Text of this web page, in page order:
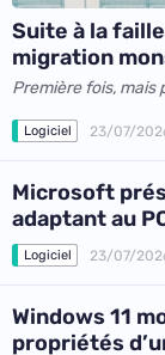
Suite à la
migration
Première fois, mais
Logiciel 23/07/
Microsoft
adaptant au
Logiciel 23/07/
Windows 11
propriétés